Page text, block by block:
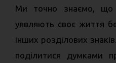
Ми точно знаємо,
уявляють своє життя
інших розділових
поділитися думками